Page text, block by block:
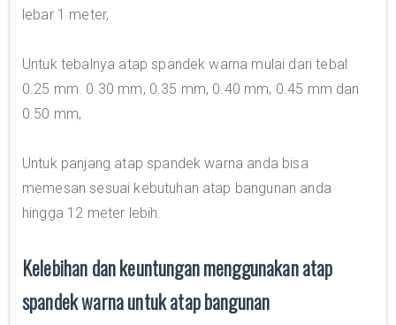
lebar 1 meter,
Untuk tebalnya atap spandek warna mulai dari tebal
0.25 mm. 0.30 mm, 0.35 mm, 0.40 mm, 0.45 mm dan
0.50 mm,
Untuk panjang atap spandek warna anda bisa
memesan sesuai kebutuhan atap bangunan anda
hingga 12 meter lebih.
Kelebihan dan keuntungan menggunakan atap
spandek warna untuk atap bangunan